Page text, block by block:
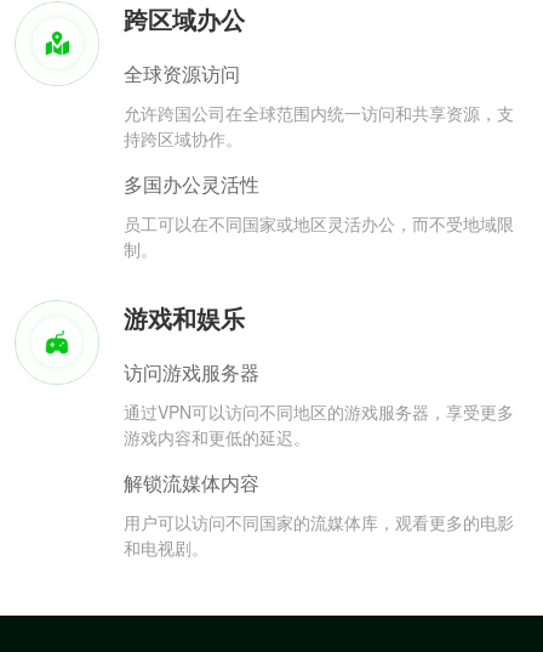
跨区域办公
全球资源访问
允许跨国公司在全球范围内统一访问和共享资源，支
持跨区域协作。
多国办公灵活性
员工可以在不同国家或地区灵活办公，而不受地域限
制。
游戏和娱乐
访问游戏服务器
通过VPN可以访问不同地区的游戏服务器，享受更多
游戏内容和更低的延迟。
解锁流媒体内容
用户可以访问不同国家的流媒体库，观看更多的电影
和电视剧。